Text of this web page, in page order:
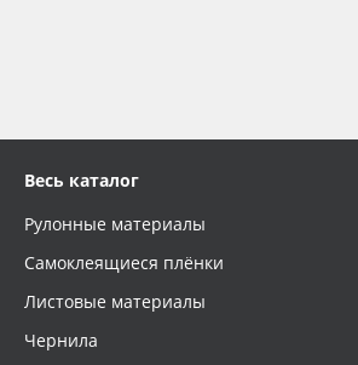
Весь каталог
Рулонные материалы
Самоклеящиеся плёнки
Листовые материалы
Чернила